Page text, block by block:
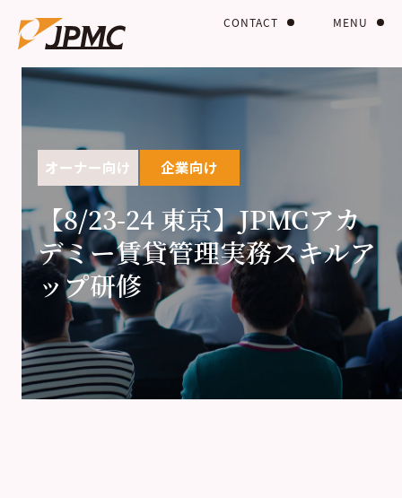
MENU
CONTACT
オーナー向け 企業向け
【8/23-24 東京】JPMCアカ
デミー賃貸管理実務スキルア
ップ研修